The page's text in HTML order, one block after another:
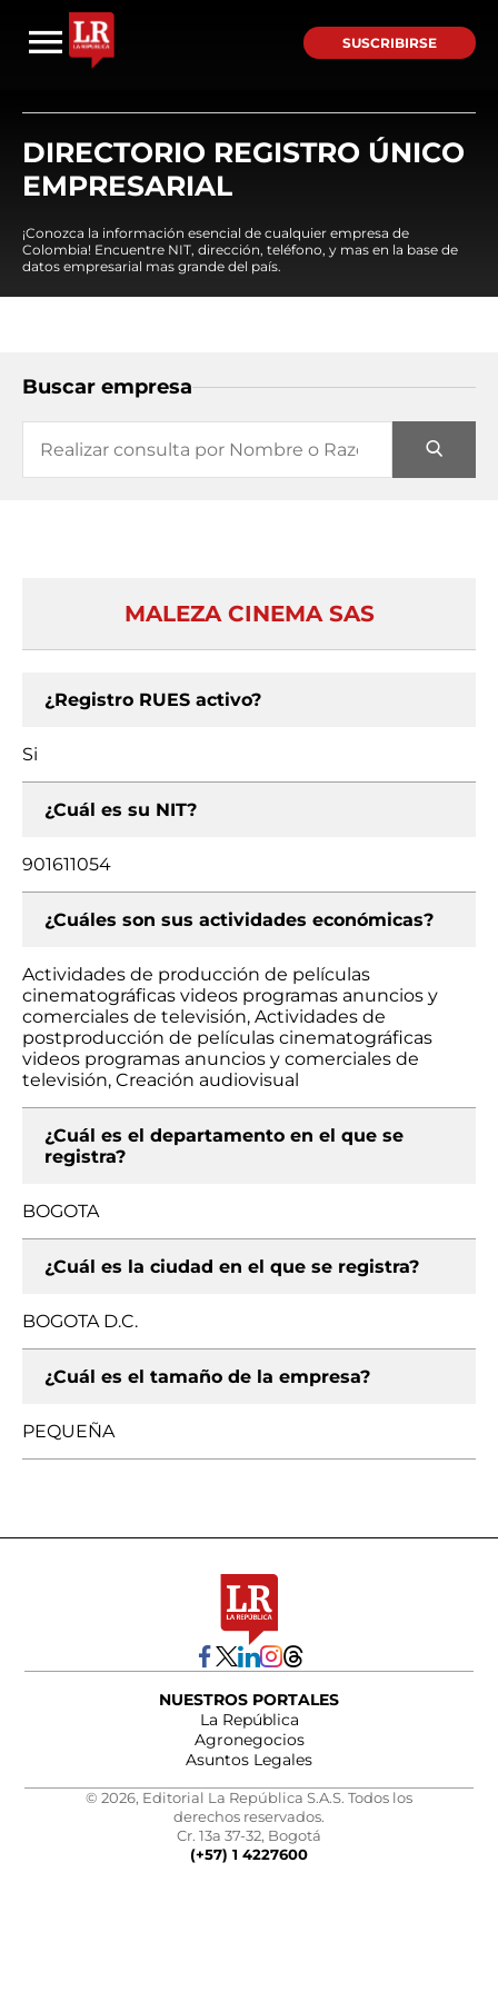
SUSCRIBIRSE
DIRECTORIO REGISTRO ÚNICO
EMPRESARIAL
¡Conozca la información esencial de cualquier empresa de
Colombia! Encuentre NIT, dirección, teléfono, y mas en la base de
datos empresarial mas grande del país.
Buscar empresa
MALEZA CINEMA SAS
¿Registro RUES activo?
Si
¿Cuál es su NIT?
901611054
¿Cuáles son sus actividades económicas?
Actividades de producción de películas
cinematográficas videos programas anuncios y
comerciales de televisión, Actividades de
postproducción de películas cinematográficas
videos programas anuncios y comerciales de
televisión, Creación audiovisual
¿Cuál es el departamento en el que se
registra?
BOGOTA
¿Cuál es la ciudad en el que se registra?
BOGOTA D.C.
¿Cuál es el tamaño de la empresa?
PEQUEÑA
NUESTROS PORTALES
La República
Agronegocios
Asuntos Legales
© 2026, Editorial La República S.A.S. Todos los
derechos reservados.
Cr. 13a 37-32, Bogotá
(+57) 1 4227600